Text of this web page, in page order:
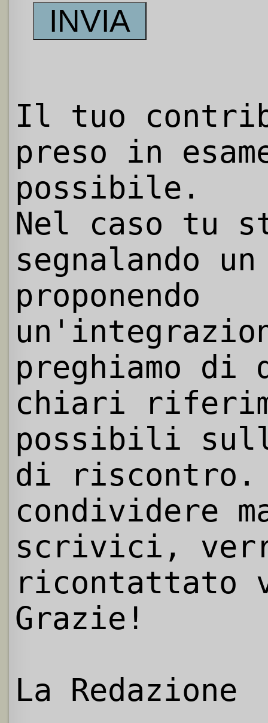
Il tuo
preso in
possibile.
Nel caso tu
segnalando
proponendo
preghiamo
chiari
possibili
di riscontro.
condividere
scrivici,
ricontattato
Grazie!
La Redazione